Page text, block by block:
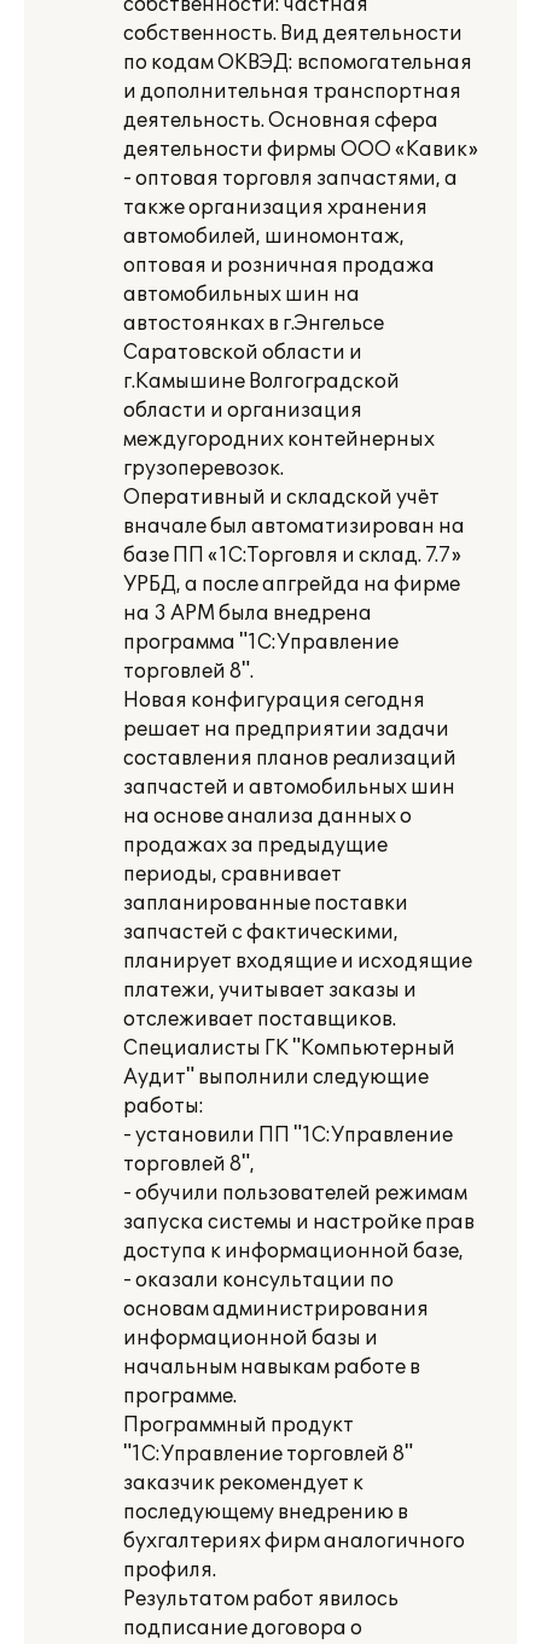
собственности: частная
собственность. Вид деятельности
по кодам ОКВЭД: вспомогательная
и дополнительная транспортная
деятельность. Основная сфера
деятельности фирмы ООО «Кавик»
- оптовая торговля запчастями, а
также организация хранения
автомобилей, шиномонтаж,
оптовая и розничная продажа
автомобильных шин на
автостоянках в г.Энгельсе
Саратовской области и
г.Камышине Волгоградской
области и организация
междугородних контейнерных
грузоперевозок.
Оперативный и складской учёт
вначале был автоматизирован на
базе ПП «1С:Торговля и склад. 7.7»
УРБД, а после апгрейда на фирме
на 3 АРМ была внедрена
программа "1С:Управление
торговлей 8".
Новая конфигурация сегодня
решает на предприятии задачи
составления планов реализаций
запчастей и автомобильных шин
на основе анализа данных о
продажах за предыдущие
периоды, сравнивает
запланированные поставки
запчастей с фактическими,
планирует входящие и исходящие
платежи, учитывает заказы и
отслеживает поставщиков.
Специалисты ГК "Компьютерный
Аудит" выполнили следующие
работы:
- установили ПП "1С:Управление
торговлей 8",
- обучили пользователей режимам
запуска системы и настройке прав
доступа к информационной базе,
- оказали консультации по
основам администрирования
информационной базы и
начальным навыкам работе в
программе.
Программный продукт
"1С:Управление торговлей 8"
заказчик рекомендует к
последующему внедрению в
бухгалтериях фирм аналогичного
профиля.
Результатом работ явилось
подписание договора о